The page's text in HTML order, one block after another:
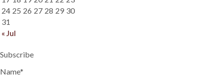
« Jul
24 25 26 27 28 29 30
31
Subscribe
Name*